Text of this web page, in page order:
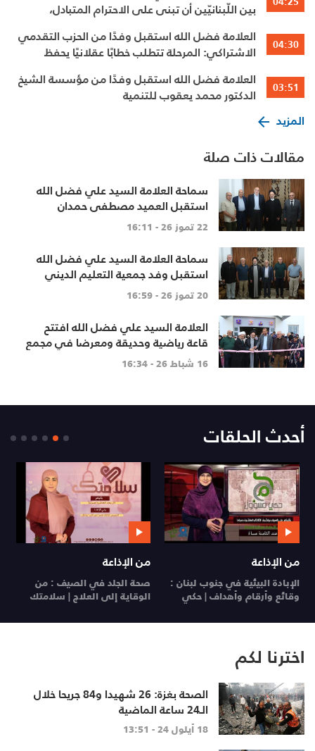
بين اللّبنانيّين أن تبنى على الاحترام المتبادل،
04:30
العلامة فضل الله استقبل وفدًا من الحزب التقدمي
الاشتراكي: المرحلة تتطلب خطابًا عقلانيًا يحفظ
03:51
العلامة فضل الله استقبل وفدًا من مؤسسة الشيخ
الدكتور محمد يعقوب للتنمية
المزيد
مقالات ذات صلة
سماحة العلامة السيد علي فضل الله
استقبل العميد مصطفى حمدان
22 تموز 26 - 16:11
سماحة العلامة السيد علي فضل الله
استقبل وفد جمعية التعليم الديني
20 تموز 26 - 16:59
العلامة السيد علي فضل الله افتتح
قاعة رياضية وحديقة ومعرضا في مجمع
دوحة المبرات
16 شباط 26 - 16:34
أحدث الحلقات
من الإذاعة
الإبادة البيئية في جنوب لبنان :
وقائع وأرقام وأهداف | حكي
مسؤول
من الإذاعة
صحة الجلد في الصيف : من
الوقاية إلى العلاج | سلامتك
اخترنا لكم
الصحة بغزة: 26 شهيدا و84 جريحا خلال
الـ24 ساعة الماضية
18 أيلول 24 - 13:51